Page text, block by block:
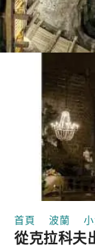
首頁 波蘭
從克拉科夫